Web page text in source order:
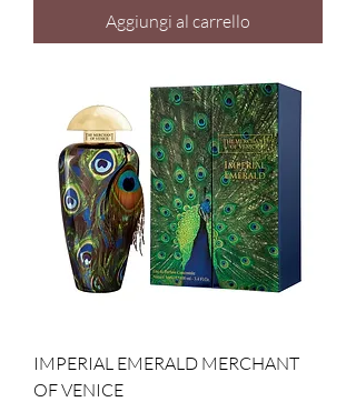
Aggiungi al carrello
IMPERIAL EMERALD MERCHANT
OF VENICE